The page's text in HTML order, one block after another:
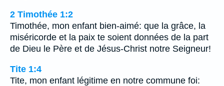
2 Timothée 1:2
Timothée, mon enfant bien-aimé: que la grâce, la
miséricorde et la paix te soient données de la part
de Dieu le Père et de Jésus-Christ notre Seigneur!
Tite 1:4
Tite, mon enfant légitime en notre commune foi: